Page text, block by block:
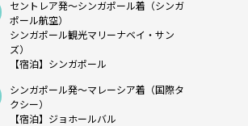
セントレア発～シンガポール着（シンガ
ポール航空）
シンガポール観光マリーナベイ・サン
ズ）
【宿泊】シンガポール
シンガポール発～マレーシア着（国際タ
クシー）
【宿泊】ジョホールバル